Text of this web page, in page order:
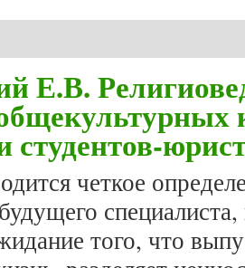
Е.В.
студентов-
четкое
того, что